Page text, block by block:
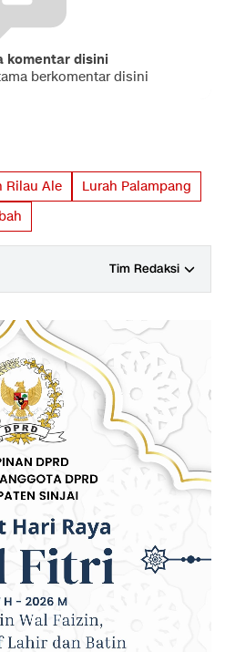
komentar disini
berkomentar disini
Rilau Ale
Lurah Palampang
Tim Redaksi